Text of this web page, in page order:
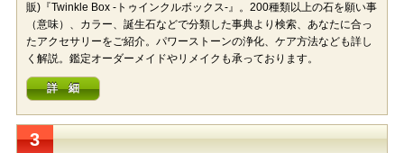
販)『Twinkle Box -トゥインクルボックス-』。200種類以上の石を願い事
（意味）、カラー、誕生石などで分類した事典より検索、あなたに合っ
たアクセサリーをご紹介。パワーストーンの浄化、ケア方法なども詳し
く解説。鑑定オーダーメイドやリメイクも承っております。
詳 細
3